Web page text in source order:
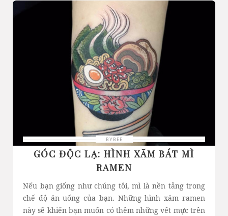
BYBEE
GÓC ĐỘC LẠ: HÌNH XĂM BÁT MÌ
RAMEN
Nếu bạn giống như chúng tôi, mì là nền tảng trong
chế độ ăn uống của bạn. Những hình xăm ramen
này sẽ khiến bạn muốn có thêm những vết mực trên